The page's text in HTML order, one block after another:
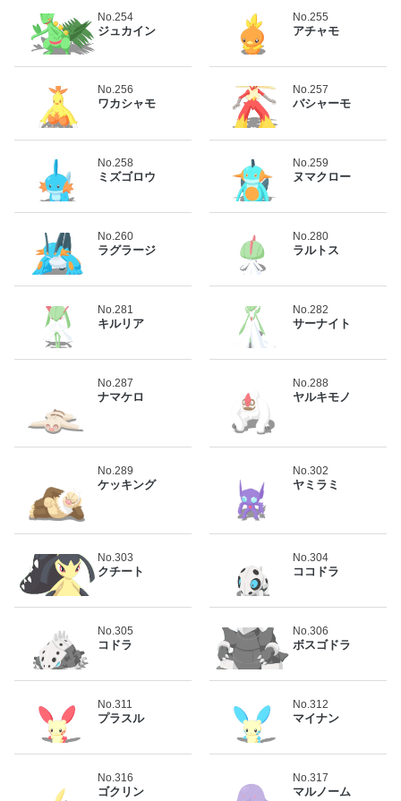
No.254
ジュカイン
No.255
アチャモ
No.256
ワカシャモ
No.257
バシャーモ
No.258
ミズゴロウ
No.259
ヌマクロー
No.260
ラグラージ
No.280
ラルトス
No.281
キルリア
No.282
サーナイト
No.287
ナマケロ
No.288
ヤルキモノ
No.289
ケッキング
No.302
ヤミラミ
No.303
クチート
No.304
ココドラ
No.305
コドラ
No.306
ボスゴドラ
No.311
プラスル
No.312
マイナン
No.316
ゴクリン
No.317
マルノーム